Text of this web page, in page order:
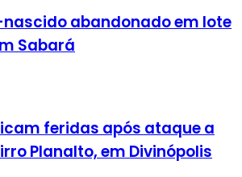
abandonado em lote
Sabará
feridas após ataque a
Planalto, em Divinópolis